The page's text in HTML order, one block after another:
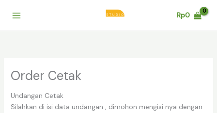
Rp0
Order Cetak
Undangan Cetak
Silahkan di isi data undangan , dimohon mengisi nya dengan